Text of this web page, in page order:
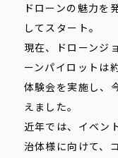
ドローンの魅力を
してスタート。
現在、ドローンジ
ーンパイロットは
体験会を実施し、
えました。
近年では、イベン
治体様に向けて、